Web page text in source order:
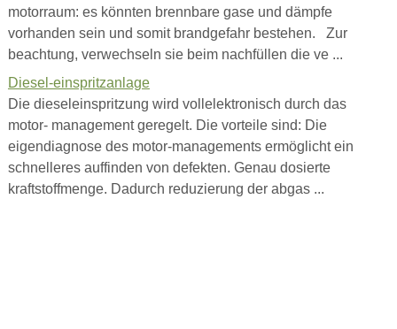
motorraum: es könnten brennbare gase und dämpfe
vorhanden sein und somit brandgefahr bestehen. Zur
beachtung, verwechseln sie beim nachfüllen die ve ...
Diesel-einspritzanlage
Die dieseleinspritzung wird vollelektronisch durch das
motor- management geregelt. Die vorteile sind: Die
eigendiagnose des motor-managements ermöglicht ein
schnelleres auffinden von defekten. Genau dosierte
kraftstoffmenge. Dadurch reduzierung der abgas ...